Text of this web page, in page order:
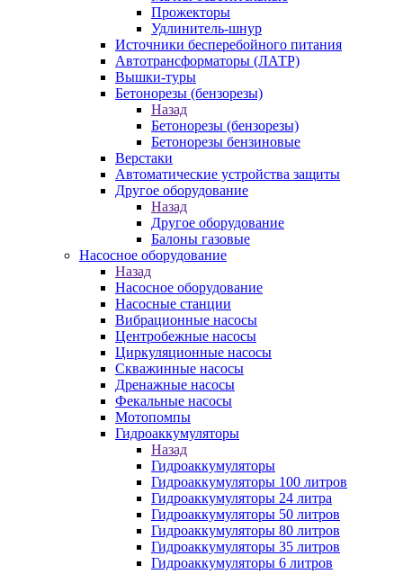
Прожекторы
Удлинитель-шнур
Источники бесперебойного питания
Автотрансформаторы (ЛАТР)
Вышки-туры
Бетонорезы (бензорезы)
Назад
Бетонорезы (бензорезы)
Бетонорезы бензиновые
Верстаки
Автоматические устройства защиты
Другое оборудование
Назад
Другое оборудование
Балоны газовые
Насосное оборудование
Назад
Насосное оборудование
Насосные станции
Вибрационные насосы
Центробежные насосы
Циркуляционные насосы
Скважинные насосы
Дренажные насосы
Фекальные насосы
Мотопомпы
Гидроаккумуляторы
Назад
Гидроаккумуляторы
Гидроаккумуляторы 100 литров
Гидроаккумуляторы 24 литра
Гидроаккумуляторы 50 литров
Гидроаккумуляторы 80 литров
Гидроаккумуляторы 35 литров
Гидроаккумуляторы 6 литров